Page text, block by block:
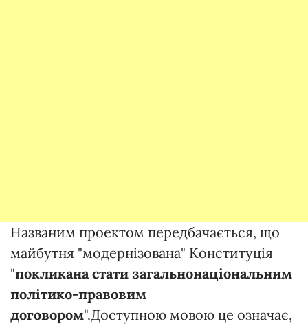
Названим проектом передбачається, що
майбутня "модернізована" Конституція
"покликана стати загальнонаціональним
політико-правовим
договором".Доступною мовою це означає,